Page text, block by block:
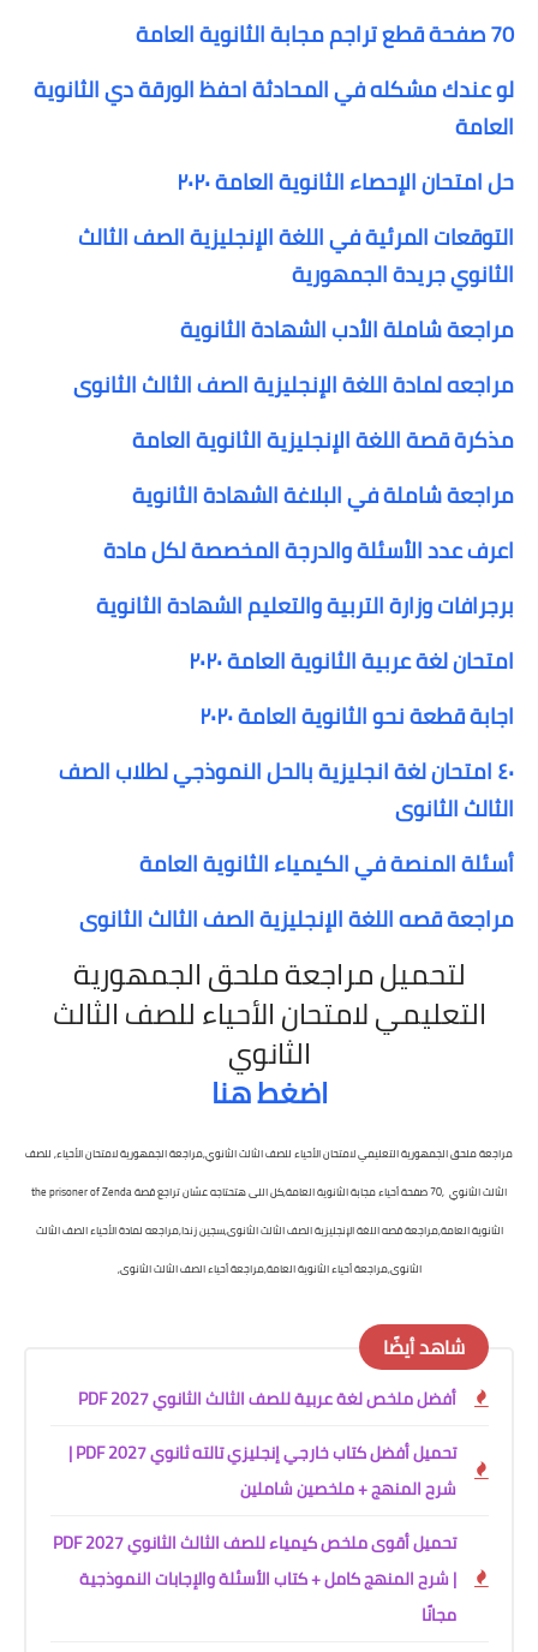
70 صفحة قطع تراجم مجابة الثانوية العامة
لو عندك مشكله في المحادثة احفظ الورقة دي الثانوية
العامة
حل امتحان الإحصاء الثانوية العامة ٢٠٢٠
التوقعات المرئية في اللغة الإنجليزية الصف الثالث
الثانوي جريدة الجمهورية
مراجعة شاملة الأدب الشهادة الثانوية
مراجعه لمادة اللغة الإنجليزية الصف الثالث الثانوى
مذكرة قصة اللغة الإنجليزية الثانوية العامة
مراجعة شاملة في البلاغة الشهادة الثانوية
اعرف عدد الأسئلة والدرجة المخصصة لكل مادة
برجرافات وزارة التربية والتعليم الشهادة الثانوية
امتحان لغة عربية الثانوية العامة ٢٠٢٠
اجابة قطعة نحو الثانوية العامة ٢٠٢٠
٤٠ امتحان لغة انجليزية بالحل النموذجي لطلاب الصف
الثالث الثانوى
أسئلة المنصة في الكيمياء الثانوية العامة
مراجعة قصه اللغة الإنجليزية الصف الثالث الثانوى
لتحميل مراجعة ملحق الجمهورية
التعليمي لامتحان الأحياء للصف الثالث
الثانوي
اضغط هنا
مراجعة ملحق الجمهورية التعليمي لامتحان الأحياء للصف الثالث الثانوي,مراجعة الجمهورية لامتحان الأحياء, للصف
الثالث الثانوي ,70 صفحة أحياء مجابة الثانوية العامة,كل اللى هتحتاجه عشان تراجع قصة the prisoner of Zenda
الثانوية العامة,مراجعة قصه اللغة الإنجليزية الصف الثالث الثانوى,سجين زندا,مراجعه لمادة الأحياء الصف الثالث
الثانوى,مراجعة أحياء الثانوية العامة,مراجعة أحياء الصف الثالث الثانوى,
شاهد أيضًا
أفضل ملخص لغة عربية للصف الثالث الثانوي 2027 PDF
تحميل أفضل كتاب خارجي إنجليزي تالته ثانوي 2027 PDF |
شرح المنهج + ملخصين شاملين
تحميل أقوى ملخص كيمياء للصف الثالث الثانوي 2027 PDF
| شرح المنهج كامل + كتاب الأسئلة والإجابات النموذجية
مجانًا